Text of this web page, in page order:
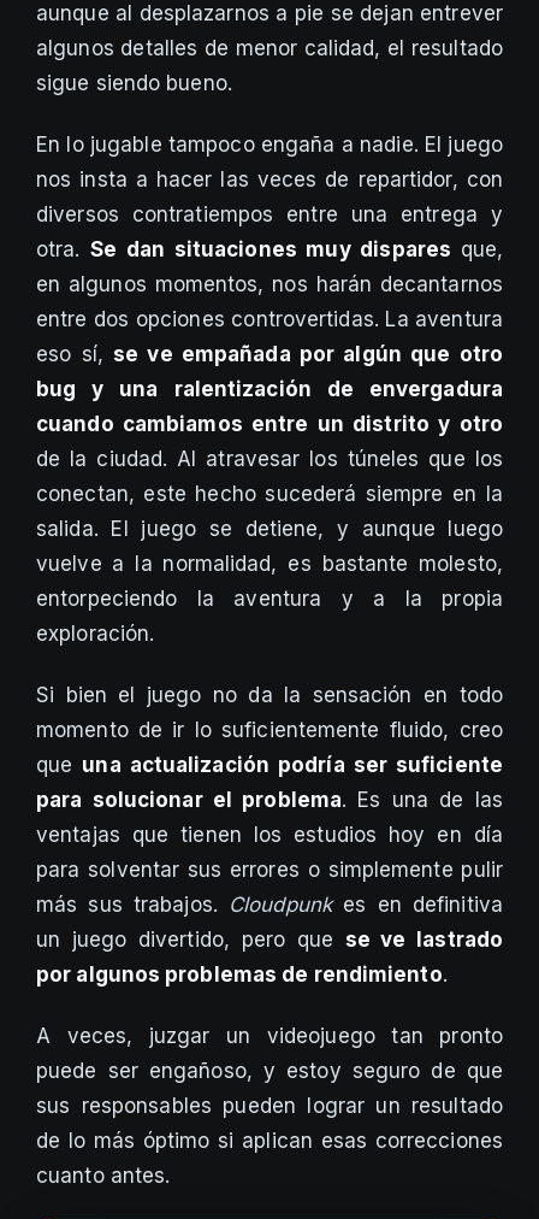
aunque al desplazarnos a pie se dejan entrever
algunos detalles de menor calidad, el resultado
sigue siendo bueno.
En lo jugable tampoco engaña a nadie. El juego
nos insta a hacer las veces de repartidor, con
diversos contratiempos entre una entrega y
otra.Se dan situaciones muy dispares que,
en algunos momentos, nos harán decantarnos
entre dos opciones controvertidas. La aventura
eso sí,se ve empañada por algún que otro
bug y una ralentización de envergadura
cuando cambiamos entre un distrito y otro
de la ciudad. Al atravesar los túneles que los
conectan, este hecho sucederá siempre en la
salida. El juego se detiene, y aunque luego
vuelve a la normalidad, es bastante molesto,
entorpeciendo la aventura y a la propia
exploración.
Si bien el juego no da la sensación en todo
momento de ir lo suficientemente fluido, creo
que una actualización podría ser suficiente
para solucionar el problema. Es una de las
ventajas que tienen los estudios hoy en día
para solventar sus errores o simplemente pulir
más sus trabajos. Cloudpunkes en definitiva
un juego divertido, pero que se ve lastrado
por algunos problemas de rendimiento.
A veces, juzgar un videojuego tan pronto
puede ser engañoso, y estoy seguro de que
sus responsables pueden lograr un resultado
de lo más óptimo si aplican esas correcciones
cuanto antes.